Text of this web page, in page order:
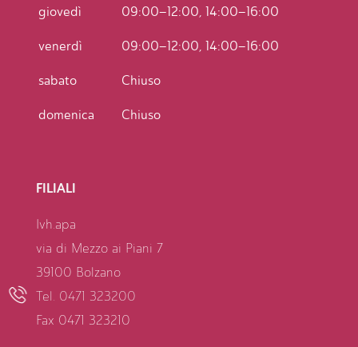
giovedì 09:00–12:00, 14:00–16:00
venerdì 09:00–12:00, 14:00–16:00
sabato Chiuso
domenica Chiuso
FILIALI
Ivh.apa
via di Mezzo ai Piani 7
39100 Bolzano
Tel. 0471 323200
Fax 0471 323210